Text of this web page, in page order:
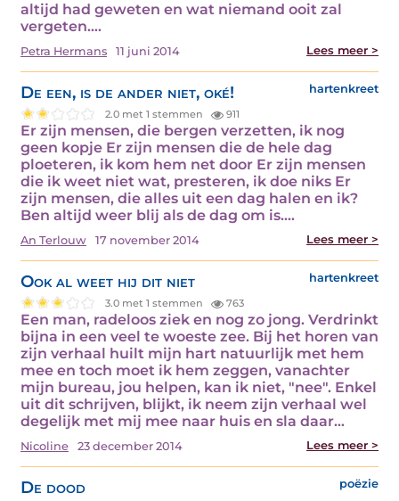
altijd had geweten en wat niemand ooit zal
vergeten.…
Petra Hermans 11 juni 2014 Lees meer >
De een, is de ander niet, oké! hartenkreet
2.0 met 1 stemmen 911
Er zijn mensen, die bergen verzetten, ik nog
geen kopje Er zijn mensen die de hele dag
ploeteren, ik kom hem net door Er zijn mensen
die ik weet niet wat, presteren, ik doe niks Er
zijn mensen, die alles uit een dag halen en ik?
Ben altijd weer blij als de dag om is.…
An Terlouw 17 november 2014 Lees meer >
Ook al weet hij dit niet hartenkreet
3.0 met 1 stemmen 763
Een man, radeloos ziek en nog zo jong. Verdrinkt
bijna in een veel te woeste zee. Bij het horen van
zijn verhaal huilt mijn hart natuurlijk met hem
mee en toch moet ik hem zeggen, vanachter
mijn bureau, jou helpen, kan ik niet, "nee". Enkel
uit dit schrijven, blijkt, ik neem zijn verhaal wel
degelijk met mij mee naar huis en sla daar…
Nicoline 23 december 2014 Lees meer >
De dood poëzie